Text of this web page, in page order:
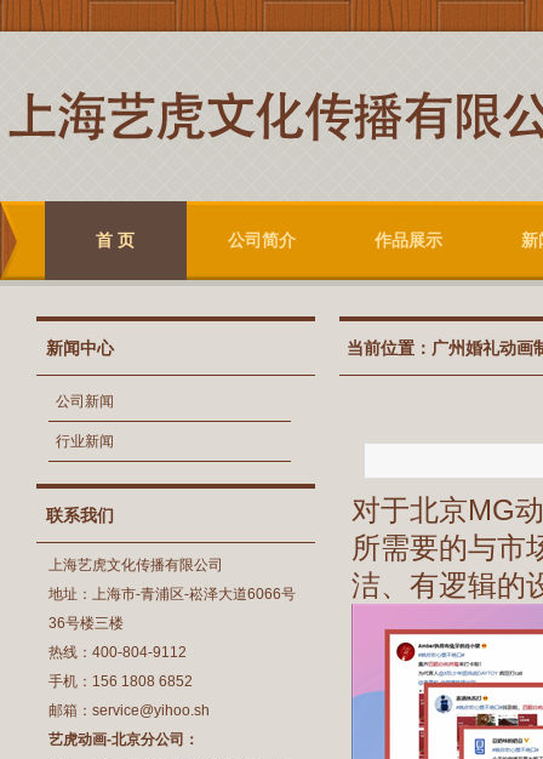
首 页 公司简介 作品展示 新
新闻中心
公司新闻
行业新闻
联系我们
上海艺虎文化传播有限公司
地址：上海市-青浦区-崧泽大道6066号
36号楼三楼
热线：400-804-9112
手机：156 1808 6852
邮箱：service@yihoo.sh
艺虎动画-北京分公司：
当前位置： 广州婚礼动画
对于北京MG
所需要的与市
洁、有逻辑的